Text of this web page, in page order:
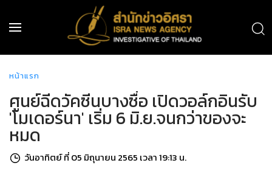
หน้าแรก
ศูนย์ฉีดวัคซีนบางซื่อ เปิดวอล์กอินรับ
'โมเดอร์นา' เริ่ม 6 มิ.ย.จนกว่าของจะ
หมด
วันอาทิตย์ ที่ 05 มิถุนายน 2565 เวลา 19:13 น.